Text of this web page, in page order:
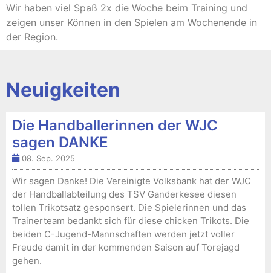
Wir haben viel Spaß 2x die Woche beim Training und
zeigen unser Können in den Spielen am Wochenende in
der Region.
Neuigkeiten
Die Handballerinnen der WJC
sagen DANKE
08. Sep. 2025
Wir sagen Danke! Die Vereinigte Volksbank hat der WJC
der Handballabteilung des TSV Ganderkesee diesen
tollen Trikotsatz gesponsert. Die Spielerinnen und das
Trainerteam bedankt sich für diese chicken Trikots. Die
beiden C-Jugend-Mannschaften werden jetzt voller
Freude damit in der kommenden Saison auf Torejagd
gehen.